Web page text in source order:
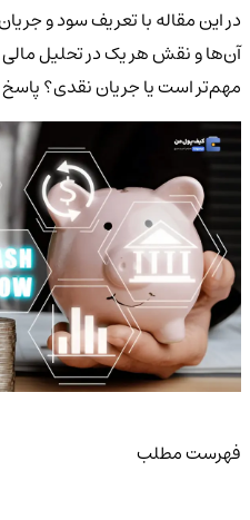
در این مقاله با تعریف سود و
آن‌ها و نقش هر یک در تحلیل
مهم‌تر است یا جریان نقدی؟ پاسخ
فهرست مطلب